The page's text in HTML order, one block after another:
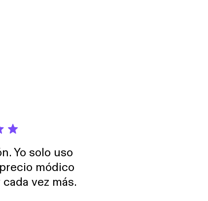
Yo solo uso
módico
vez más.